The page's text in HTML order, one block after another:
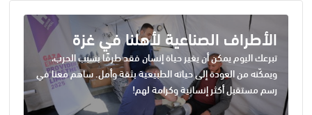
الأطراف الصناعية لأهلنا في غزة
تبرعك اليوم يمكن أن يغير حياة إنسان فقد طرفًا بسبب الحرب،
ويمكّنه من العودة إلى حياته الطبيعية بثقة وأمل. ساهم معنا في
رسم مستقبل أكثر إنسانية وكرامة لهم!